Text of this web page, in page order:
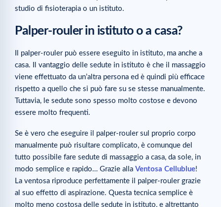
studio di fisioterapia o un istituto.
Palper-rouler in istituto o a casa?
Il palper-rouler può essere eseguito in istituto, ma anche a
casa. Il vantaggio delle sedute in istituto è che il massaggio
viene effettuato da un’altra persona ed è quindi più efficace
rispetto a quello che si può fare su se stesse manualmente.
Tuttavia, le sedute sono spesso molto costose e devono
essere molto frequenti.
Se è vero che eseguire il palper-rouler sul proprio corpo
manualmente può risultare complicato, è comunque del
tutto possibile fare sedute di massaggio a casa, da sole, in
modo semplice e rapido… Grazie alla Ventosa Cellublue!
La ventosa riproduce perfettamente il palper-rouler grazie
al suo effetto di aspirazione. Questa tecnica semplice è
molto meno costosa delle sedute in istituto, e altrettanto